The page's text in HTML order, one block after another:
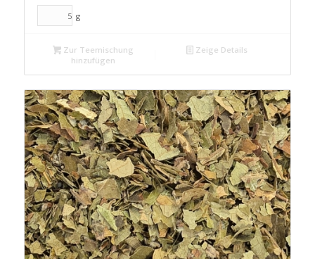
g
Zur Teemischung
hinzufügen
Zeige Details